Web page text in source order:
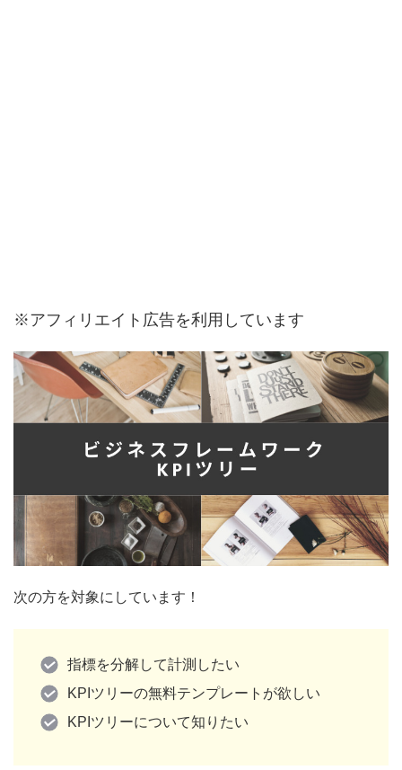
※アフィリエイト広告を利用しています
次の方を対象にしています！
指標を分解して計測したい
KPIツリーの無料テンプレートが欲しい
KPIツリーについて知りたい